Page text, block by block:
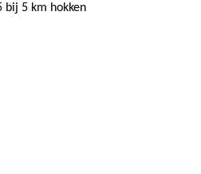
bij 5 km hokken